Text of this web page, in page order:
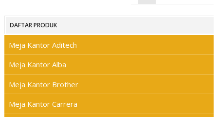
DAFTAR PRODUK
Meja Kantor Aditech
Meja Kantor Alba
Meja Kantor Brother
Meja Kantor Carrera